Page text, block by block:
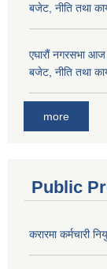
बजेट, नीति तथा
एघारौं नगरसभा
बजेट, नीति तथा
more
Public
करारमा कर्मचारी